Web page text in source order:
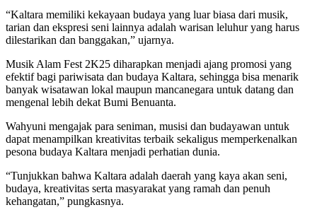
“Kaltara memiliki kekayaan budaya yang luar biasa dari musik,
tarian dan ekspresi seni lainnya adalah warisan leluhur yang harus
dilestarikan dan banggakan,” ujarnya.
Musik Alam Fest 2K25 diharapkan menjadi ajang promosi yang
efektif bagi pariwisata dan budaya Kaltara, sehingga bisa menarik
banyak wisatawan lokal maupun mancanegara untuk datang dan
mengenal lebih dekat Bumi Benuanta.
Wahyuni mengajak para seniman, musisi dan budayawan untuk
dapat menampilkan kreativitas terbaik sekaligus memperkenalkan
pesona budaya Kaltara menjadi perhatian dunia.
“Tunjukkan bahwa Kaltara adalah daerah yang kaya akan seni,
budaya, kreativitas serta masyarakat yang ramah dan penuh
kehangatan,” pungkasnya.